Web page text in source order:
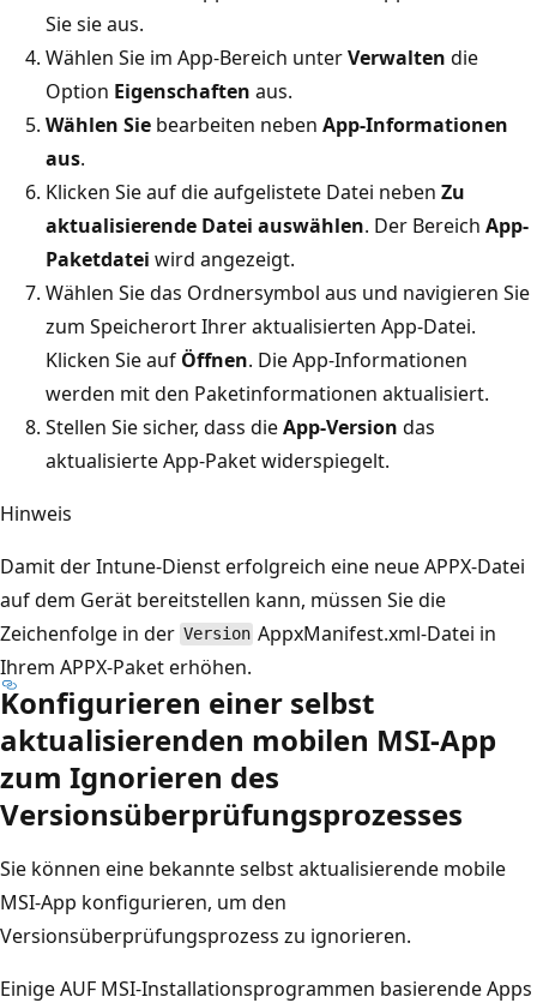
Sie sie aus.
Wählen Sie im App-Bereich unterVerwalten die
Option Eigenschaften aus.
Wählen Sie bearbeiten neben App-Informationen
aus.
Klicken Sie auf die aufgelistete Datei neben Zu
aktualisierende Datei auswählen. Der Bereich App-
Paketdatei wird angezeigt.
Wählen Sie das Ordnersymbol aus und navigieren Sie
zum Speicherort Ihrer aktualisierten App-Datei.
Klicken Sie auf Öffnen. Die App-Informationen
werden mit den Paketinformationen aktualisiert.
Stellen Sie sicher, dass dieApp-Version das
aktualisierte App-Paket widerspiegelt.
Hinweis
Damit der Intune-Dienst erfolgreich eine neue APPX-Datei
auf dem Gerät bereitstellen kann, müssen Sie die
Zeichenfolge in der Version AppxManifest.xml-Datei in
Ihrem APPX-Paket erhöhen.
Konfigurieren einer selbst
aktualisierenden mobilen MSI-App
zum Ignorieren des
Versionsüberprüfungsprozesses
Sie können eine bekannte selbst aktualisierende mobile
MSI-App konfigurieren, um den
Versionsüberprüfungsprozess zu ignorieren.
Einige AUF MSI-Installationsprogrammen basierende Apps